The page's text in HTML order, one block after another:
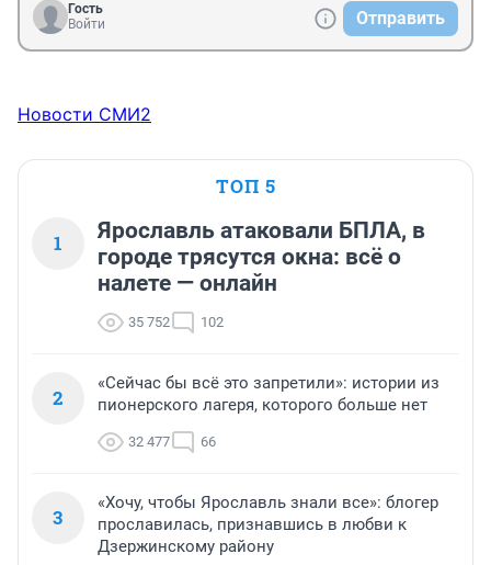
Гость
Войти
Отправить
Новости СМИ2
ТОП 5
1
Ярославль атаковали БПЛА, в
городе трясутся окна: всё о
налете — онлайн
35 752 102
2
«Сейчас бы всё это запретили»: истории из
пионерского лагеря, которого больше нет
32 477 66
3
«Хочу, чтобы Ярославль знали все»: блогер
прославилась, признавшись в любви к
Дзержинскому району